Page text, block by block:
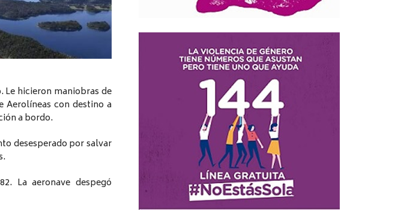
Le hicieron maniobras de
con destino a
a bordo.
desesperado por salvar
La aeronave despegó